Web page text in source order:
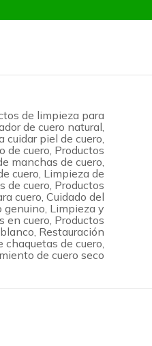
de limpieza para
de cuero natural,
cuidar piel de cuero,
de cuero, Productos
manchas de cuero,
cuero, Limpieza de
de cuero, Productos
cuero, Cuidado del
genuino, Limpieza y
en cuero, Productos
Restauración
chaquetas de cuero,
de cuero seco